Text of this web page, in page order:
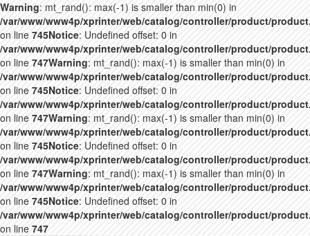
Warning: mt_rand(): max(-1) is smaller than min(0) in
/var/www/www4p/xprinter/web/catalog/controller/product/
on line 745Notice: Undefined offset: 0 in
/var/www/www4p/xprinter/web/catalog/controller/product/
on line 747Warning: mt_rand(): max(-1) is smaller than min(0) in
/var/www/www4p/xprinter/web/catalog/controller/product/
on line 745Notice: Undefined offset: 0 in
/var/www/www4p/xprinter/web/catalog/controller/product/
on line 747Warning: mt_rand(): max(-1) is smaller than min(0) in
/var/www/www4p/xprinter/web/catalog/controller/product/
on line 745Notice: Undefined offset: 0 in
/var/www/www4p/xprinter/web/catalog/controller/product/
on line 747Warning: mt_rand(): max(-1) is smaller than min(0) in
/var/www/www4p/xprinter/web/catalog/controller/product/
on line 745Notice: Undefined offset: 0 in
/var/www/www4p/xprinter/web/catalog/controller/product/
on line 747